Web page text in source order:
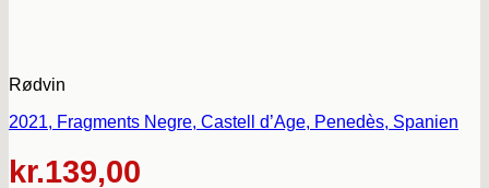
Rødvin
2021, Fragments Negre, Castell d’Age, Penedès, Spanien
kr.139,00